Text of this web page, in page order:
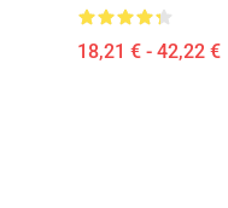
18,21 € - 42,22 €